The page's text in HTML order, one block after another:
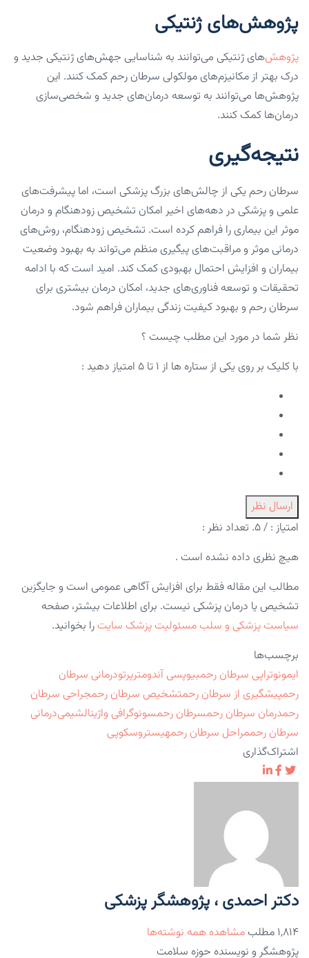
پژوهش‌های ژنتیکی
پژوهش‌های ژنتیکی می‌توانند به شناسایی جهش‌های ژنتیکی جدید و
درک بهتر از مکانیزم‌های مولکولی سرطان رحم کمک کنند. این
پژوهش‌ها می‌توانند به توسعه درمان‌های جدید و شخصی‌سازی
درمان‌ها کمک کنند.
نتیجه‌گیری
سرطان رحم یکی از چالش‌های بزرگ پزشکی است، اما پیشرفت‌های
علمی و پزشکی در دهه‌های اخیر امکان تشخیص زودهنگام و درمان
موثر این بیماری را فراهم کرده است. تشخیص زودهنگام، روش‌های
درمانی موثر و مراقبت‌های پیگیری منظم می‌تواند به بهبود وضعیت
بیماران و افزایش احتمال بهبودی کمک کند. امید است که با ادامه
تحقیقات و توسعه فناوری‌های جدید، امکان درمان بیشتری برای
سرطان رحم و بهبود کیفیت زندگی بیماران فراهم شود.
نظر شما در مورد این مطلب چیست ؟
با کلیک بر روی یکی از ستاره ها از ۱ تا ۵ امتیاز دهید :
ارسال نظر
امتیاز : / ۵. تعداد نظر :
هیچ نظری داده نشده است .
مطالب این مقاله فقط برای افزایش آگاهی عمومی است و جایگزین
تشخیص یا درمان پزشکی نیست. برای اطلاعات بیشتر، صفحه
سیاست پزشکی و سلب مسئولیت پزشک سایت را بخوانید.
برچسب‌ها
ایمونوتراپی سرطان رحمبیوپسی آندومترپرتودرمانی سرطان
رحمپیشگیری از سرطان رحمتشخیص سرطان رحمجراحی سرطان
رحمدرمان سرطان رحمسرطان رحمسونوگرافی واژینالشیمی‌درمانی
سرطان رحممراحل سرطان رحمهیستروسکوپی
اشتراک‌گذاری
دکتر احمدی ، پژوهشگر پزشکی
۱,۸۱۴ مطلب
مشاهده همه نوشته‌ها
پژوهشگر و نویسنده حوزه سلامت